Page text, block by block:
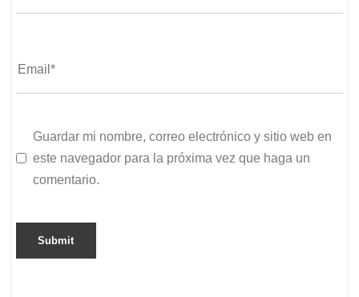
Guardar mi nombre, correo electrónico y sitio web en
este navegador para la próxima vez que haga un
comentario.